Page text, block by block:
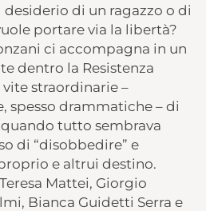
di un ragazzo o di
portare via la libertà?
ci accompagna in un
dentro la Resistenza
straordinarie –
spesso drammatiche – di
tutto sembrava
di “disobbedire” e
e altrui destino.
Mattei, Giorgio
Bianca Guidetti Serra e